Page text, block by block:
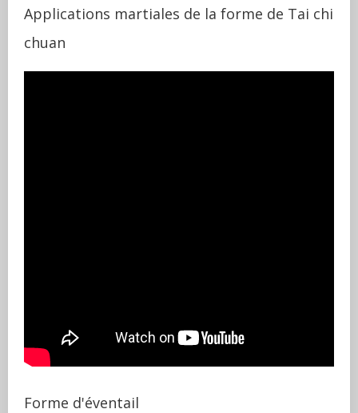
Applications martiales de la forme de Tai chi
chuan
Forme d'éventail